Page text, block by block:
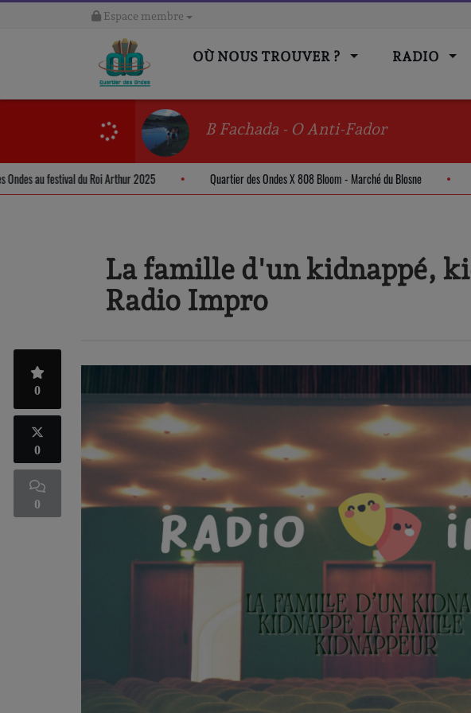
Espace membre
OÙ NOUS TROUVER ? RADIO
B Fachada - O Anti-Fador
des Ondes au festival du Roi Arthur 2025 Quartier des Ondes X 808 Bloom - Marché du Blosne
La famille d'un kidnappé,
Radio Impro
0
0
0